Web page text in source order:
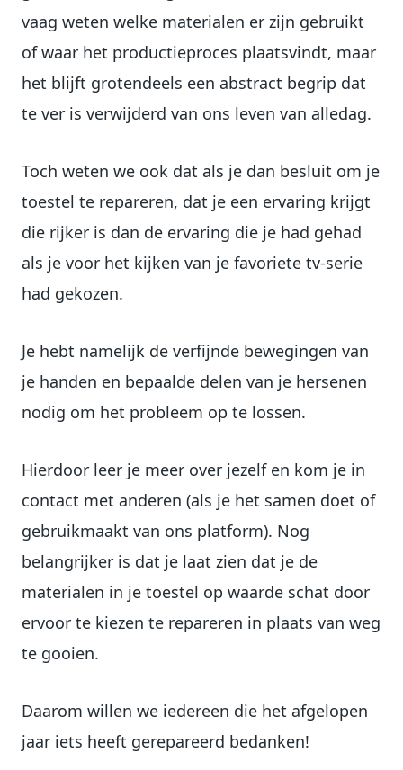
vaag weten welke materialen er zijn gebruikt
of waar het productieproces plaatsvindt, maar
het blijft grotendeels een abstract begrip dat
te ver is verwijderd van ons leven van alledag.
Toch weten we ook dat als je dan besluit om je
toestel te repareren, dat je een ervaring krijgt
die rijker is dan de ervaring die je had gehad
als je voor het kijken van je favoriete tv-serie
had gekozen.
Je hebt namelijk de verfijnde bewegingen van
je handen en bepaalde delen van je hersenen
nodig om het probleem op te lossen.
Hierdoor leer je meer over jezelf en kom je in
contact met anderen (als je het samen doet of
gebruikmaakt van ons platform). Nog
belangrijker is dat je laat zien dat je de
materialen in je toestel op waarde schat door
ervoor te kiezen te repareren in plaats van weg
te gooien.
Daarom willen we iedereen die het afgelopen
jaar iets heeft gerepareerd bedanken!